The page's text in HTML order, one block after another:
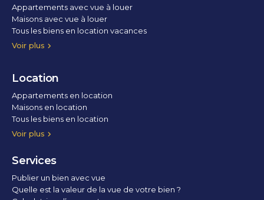
Voir plus
Appartements avec vue à louer
Maisons avec vue à louer
Tous les biens en location vacances
Location
Voir plus
Appartements en location
Maisons en location
Tous les biens en location
Services
Publier un bien avec vue
Quelle est la valeur de la vue de votre bien ?